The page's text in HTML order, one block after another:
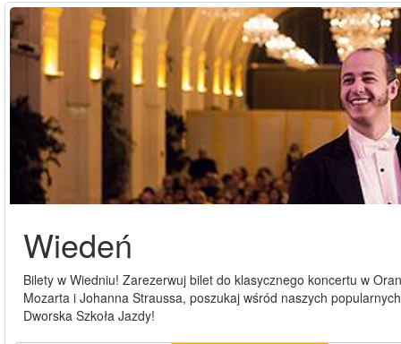
Wiedeń
Bilety w Wiedniu! Zarezerwuj bilet do klasycznego koncertu w
Mozarta i Johanna Straussa, poszukaj wśród naszych
Dworska Szkoła Jazdy!